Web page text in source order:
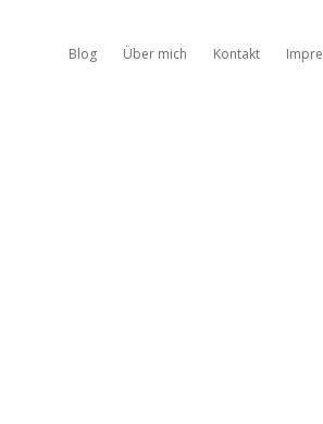
Blog Über mich Kontakt